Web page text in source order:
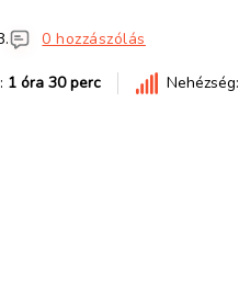
0 hozzászólás
1 óra 30 perc Nehézség: